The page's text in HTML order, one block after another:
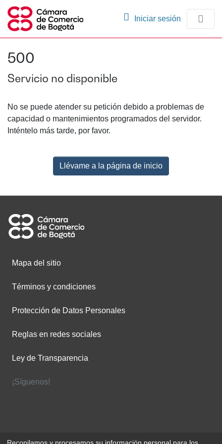
Iniciar sesión (current)
500
Servicio no disponible
No se puede atender su petición debido a problemas de
capacidad o mantenimientos programados del servidor.
Inténtelo más tarde, por favor.
Llévame a la página de inicio
Mapa del sitio
Términos y condiciones
Protección de Datos Personales
Reglas en redes sociales
Ley de Transparencia
¡Síguenos!